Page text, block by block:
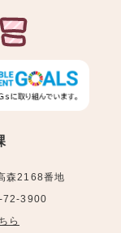
森2168番地
3900
ら